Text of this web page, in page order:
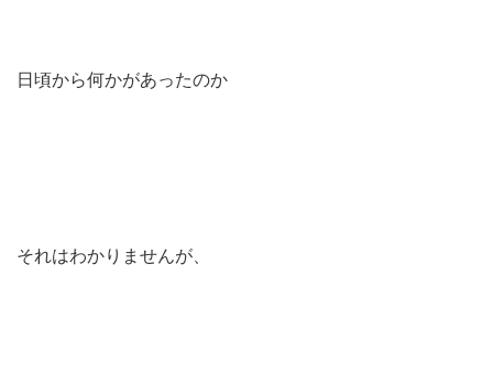
日頃から何かがあったのか
それはわかりませんが、